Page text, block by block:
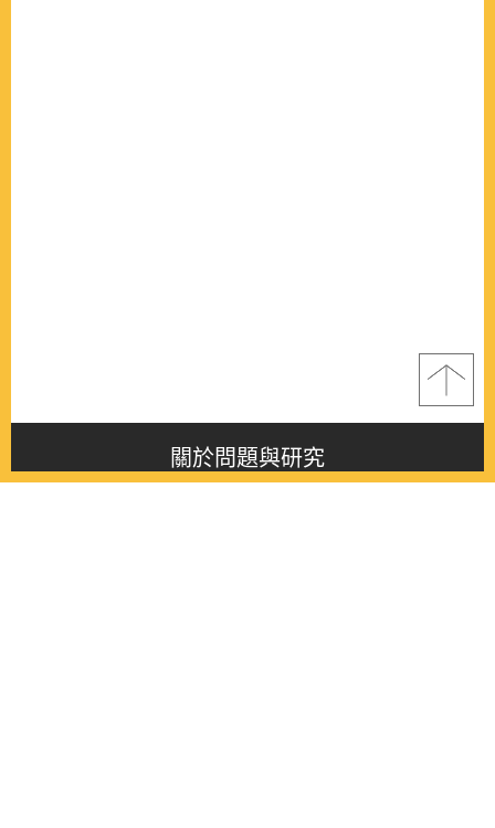
關於問題與研究
About this journal